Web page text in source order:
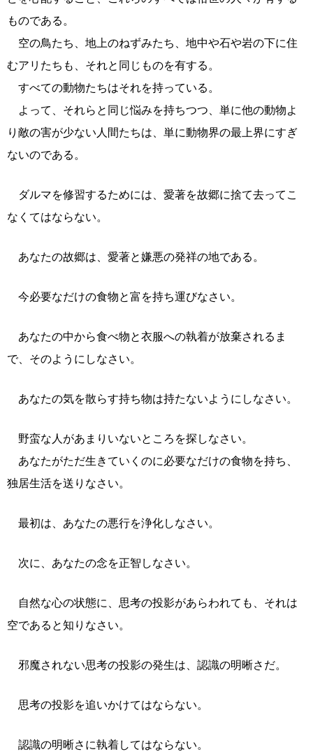
ものである。
空の鳥たち、地上のねずみたち、地中や石や岩の下に住
むアリたちも、それと同じものを有する。
すべての動物たちはそれを持っている。
よって、それらと同じ悩みを持ちつつ、単に他の動物よ
り敵の害が少ない人間たちは、単に動物界の最上界にすぎ
ないのである。
ダルマを修習するためには、愛著を故郷に捨て去ってこ
なくてはならない。
あなたの故郷は、愛著と嫌悪の発祥の地である。
今必要なだけの食物と富を持ち運びなさい。
あなたの中から食べ物と衣服への執着が放棄されるま
で、そのようにしなさい。
あなたの気を散らす持ち物は持たないようにしなさい。
野蛮な人があまりいないところを探しなさい。
あなたがただ生きていくのに必要なだけの食物を持ち、
独居生活を送りなさい。
最初は、あなたの悪行を浄化しなさい。
次に、あなたの念を正智しなさい。
自然な心の状態に、思考の投影があらわれても、それは
空であると知りなさい。
邪魔されない思考の投影の発生は、認識の明晰さだ。
思考の投影を追いかけてはならない。
認識の明晰さに執着してはならない。